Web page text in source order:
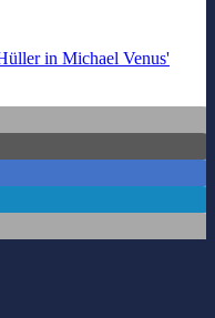
in Michael Venus'